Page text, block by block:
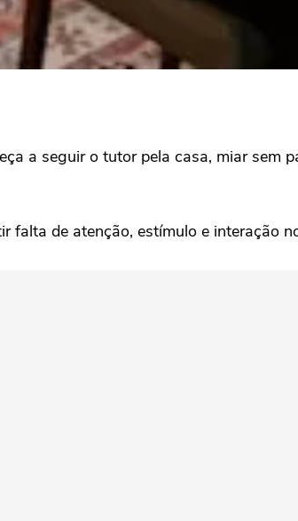
a seguir o tutor pela casa, miar sem
falta de atenção, estímulo e interação